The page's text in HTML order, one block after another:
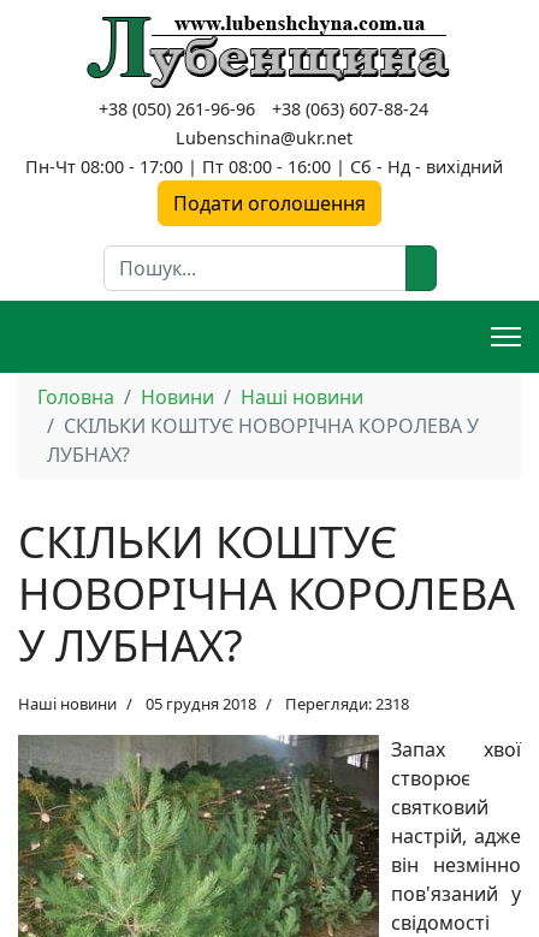
+38 (050) 261-96-96
+38 (063) 607-88-24
Lubenschina@ukr.net
Пн-Чт 08:00 - 17:00 | Пт 08:00 - 16:00 | Сб - Нд - вихідний
Подати оголошення
Пошук
Головна Новини
Наші новини
СКІЛЬКИ КОШТУЄ НОВОРІЧНА КОРОЛЕВА У
ЛУБНАХ?
СКІЛЬКИ КОШТУЄ
НОВОРІЧНА КОРОЛЕВА
У ЛУБНАХ?
Наші новини 05 грудня 2018 Перегляди: 2318
Запах хвої
створює
святковий
настрій, адже
він незмінно
пов'язаний у
свідомості